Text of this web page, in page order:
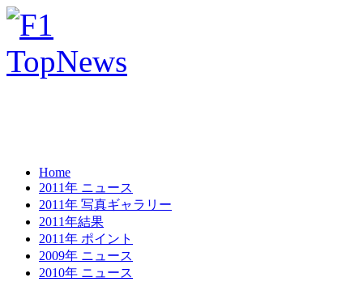
Home
2011年 ニュース
2011年 写真ギャラリー
2011年結果
2011年 ポイント
2009年 ニュース
2010年 ニュース